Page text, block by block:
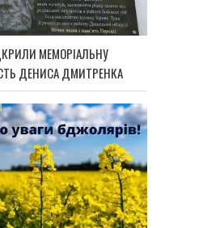
МЕМОРІАЛЬНУ
ДЕНИСА ДМИТРЕНКА